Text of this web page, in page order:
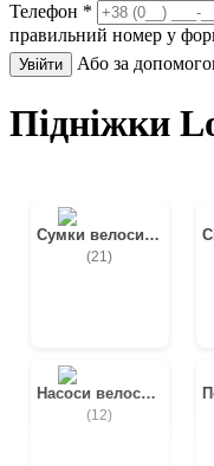
Телефон *
правильний номер у
Увійти Або за
Підніжки
Сумки велосипедні
(21)
Насоси велосипедні
(12)